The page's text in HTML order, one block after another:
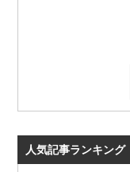
人気記事ランキング